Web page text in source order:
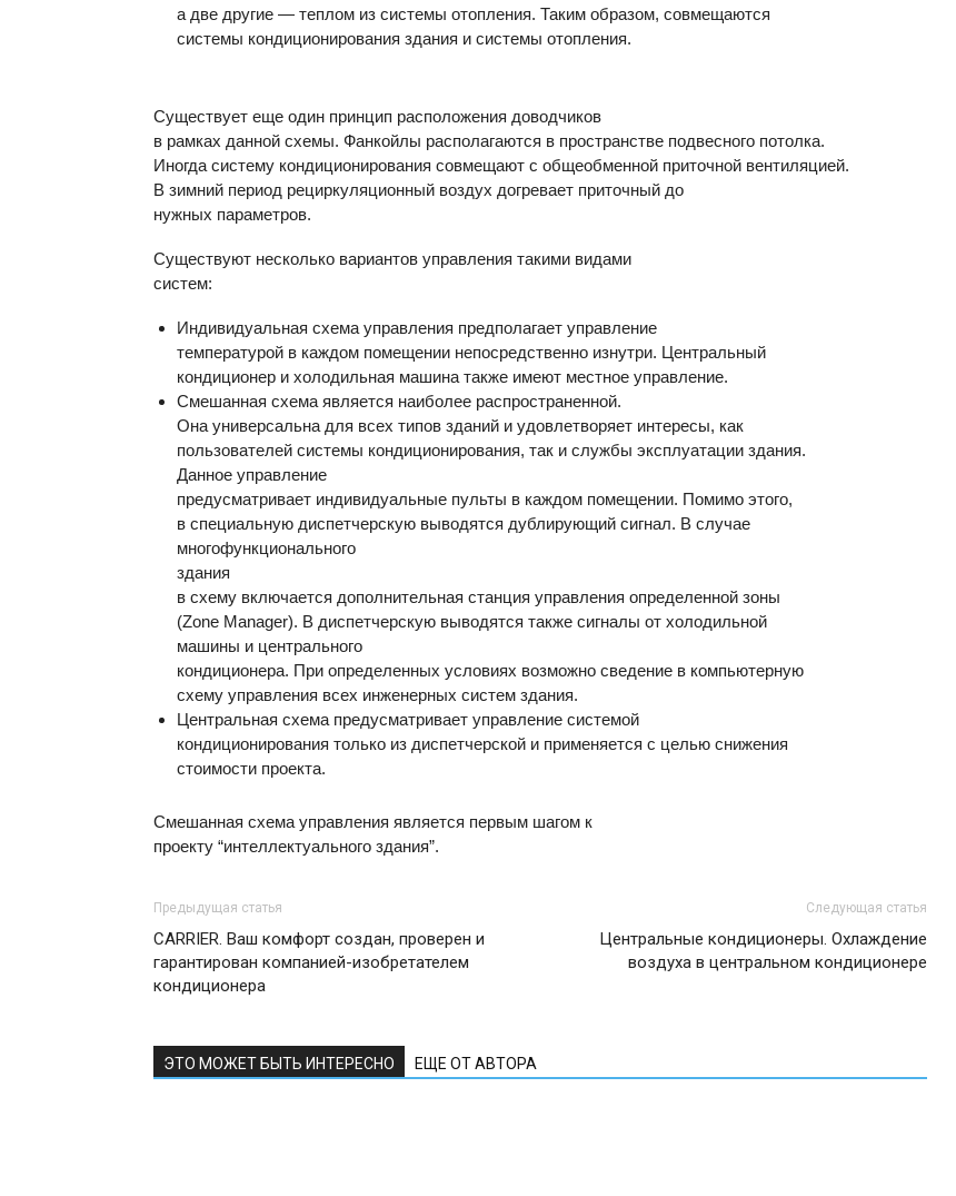
а две другие — теплом из системы отопления. Таким образом, совмещаются
системы кондиционирования здания и системы отопления.
Существует еще один принцип расположения доводчиков
в рамках данной схемы. Фанкойлы располагаются в пространстве подвесного потолка.
Иногда систему кондиционирования совмещают с общеобменной приточной вентиляцией.
В зимний период рециркуляционный воздух догревает приточный до
нужных параметров.
Существуют несколько вариантов управления такими видами
систем:
Индивидуальная схема управления предполагает управление
температурой в каждом помещении непосредственно изнутри. Центральный
кондиционер и холодильная машина также имеют местное управление.
Смешанная схема является наиболее распространенной.
Она универсальна для всех типов зданий и удовлетворяет интересы, как
пользователей системы кондиционирования, так и службы эксплуатации здания.
Данное управление
предусматривает индивидуальные пульты в каждом помещении. Помимо этого,
в специальную диспетчерскую выводятся дублирующий сигнал. В случае
многофункционального
здания
в схему включается дополнительная станция управления определенной зоны
(Zone Manager). В диспетчерскую выводятся также сигналы от холодильной
машины и центрального
кондиционера. При определенных условиях возможно сведение в компьютерную
схему управления всех инженерных систем здания.
Центральная схема предусматривает управление системой
кондиционирования только из диспетчерской и применяется с целью снижения
стоимости проекта.
Смешанная схема управления является первым шагом к
проекту “интеллектуального здания”.
Предыдущая статья
CARRIER. Ваш комфорт создан, проверен и
гарантирован компанией-изобретателем
кондиционера
Следующая статья
Центральные кондиционеры. Охлаждение
воздуха в центральном кондиционере
ЭТО МОЖЕТ БЫТЬ ИНТЕРЕСНО ЕЩЕ ОТ АВТОРА